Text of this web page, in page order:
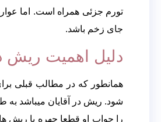
تورم جزئی همراه است. اما
جای زخم باشد.
دلیل اهمیت ریش
همانطور که در مطالب قبلی
شود. ریش در آقایان میباشد
را جواب او قطعا چهره با ریش